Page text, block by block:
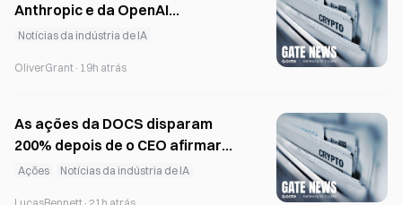
Anthropic e da OpenAI
comprometem organizações
segurança
Notícias da indústria de IA
OliverGrant · 19h atrás
As ações da DOCS disparam
200% depois de o CEO afirmar
que a IA clínica superou a
Ações Notícias da indústria de IA